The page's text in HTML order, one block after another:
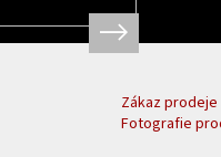
Zákaz
Fotografie